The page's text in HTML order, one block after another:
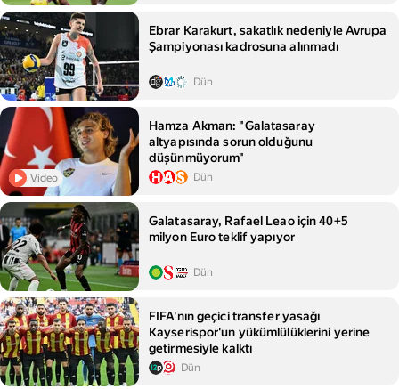
Ebrar Karakurt, sakatlık nedeniyle Avrupa
Şampiyonası kadrosuna alınmadı
Dün
Video
Hamza Akman: "Galatasaray
altyapısında sorun olduğunu
düşünmüyorum"
Dün
Galatasaray, Rafael Leao için 40+5
milyon Euro teklif yapıyor
Dün
FIFA'nın geçici transfer yasağı
Kayserispor'un yükümlülüklerini yerine
getirmesiyle kalktı
Dün